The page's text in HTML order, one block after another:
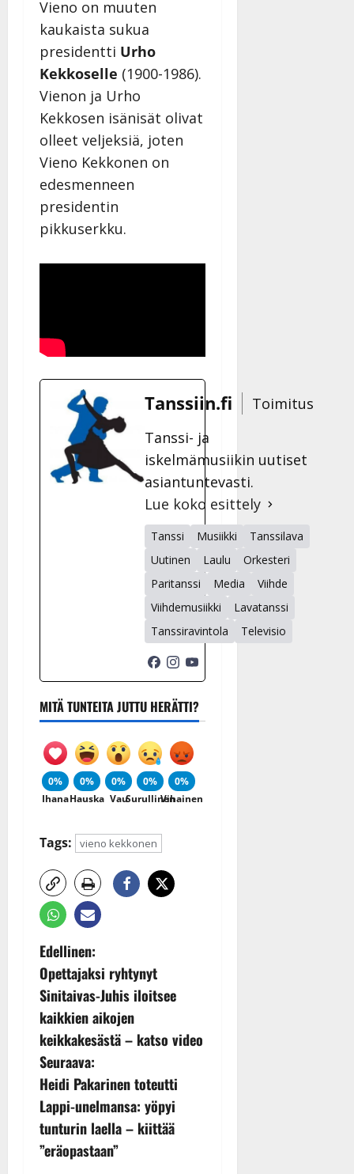
Vieno on muuten
kaukaista sukua
presidentti Urho
Kekkoselle (1900-1986).
Vienon ja Urho
Kekkosen isänisät olivat
olleet veljeksiä, joten
Vieno Kekkonen on
edesmenneen
presidentin
pikkuserkku.
Tanssiin.fi
Toimitus
Tanssi- ja
iskelmämusiikin uutiset
asiantuntevasti.
Lue koko esittely
Tanssi Musiikki
Tanssilava
Uutinen
Laulu
Orkesteri
Paritanssi
Media
Viihde
Viihdemusiikki
Lavatanssi
Tanssiravintola
Televisio
MITÄ TUNTEITA JUTTU HERÄTTI?
0%
Ihana
0%
Hauska
0%
Vau
0%
Surullinen
0%
Vihainen
Tags: vieno kekkonen
P
o
s
t
n
a
v
Edellinen:
Opettajaksi ryhtynyt
Sinitaivas-Juhis iloitsee
kaikkien aikojen
keikkakesästä – katso video
Seuraava:
Heidi Pakarinen toteutti
Lappi-unelmansa: yöpyi
tunturin laella – kiittää
”eräopastaan”